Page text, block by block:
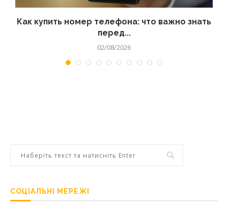
Как купить номер телефона: что важно знать
перед...
02/08/2026
СОЦІАЛЬНІ МЕРЕЖІ